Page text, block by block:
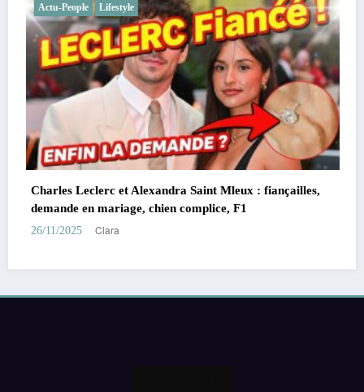
Actu-People Lifestyle Télé